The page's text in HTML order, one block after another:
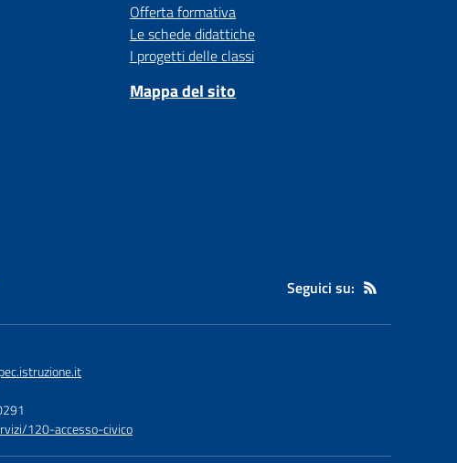
Offerta formativa
Le schede didattiche
I progetti delle classi
Mappa del sito
Seguici su:
120-accesso-civico